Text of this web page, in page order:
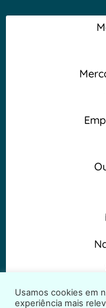
Usamos cookies em
experiência mais